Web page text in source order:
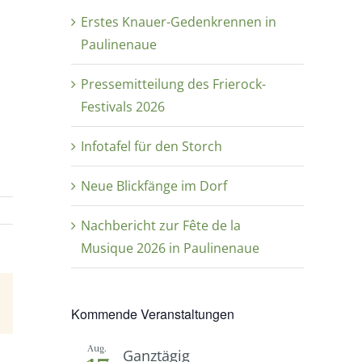
Erstes Knauer-Gedenkrennen in
Paulinenaue
Pressemitteilung des Frierock-
Festivals 2026
Infotafel für den Storch
Neue Blickfänge im Dorf
Nachbericht zur Fête de la
Musique 2026 in Paulinenaue
Kommende Veranstaltungen
Aug. Ganztägig